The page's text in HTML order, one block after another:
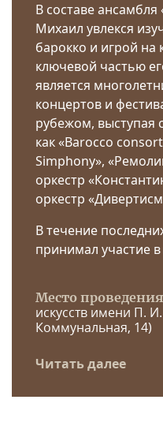
В составе
Михаил увлекся
барокко и игрой на
ключевой частью
является
концертов и
рубежом, выступая
как «Barocco
Simphony»,
оркестр
оркестр
В течение
принимал участие
Место
искусств имени П.
Коммунальная, 14)
Читать далее